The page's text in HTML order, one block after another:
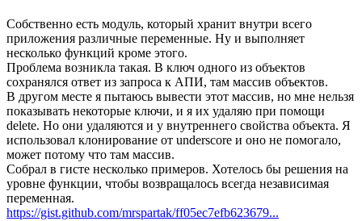
Собственно есть модуль, который хранит внутри всего
приложения различные переменные. Ну и выполняет
несколько функций кроме этого.
Проблема возникла такая. В ключ одного из объектов
сохранялся ответ из запроса к АПИ, там массив объектов.
В другом месте я пытаюсь вывести этот массив, но мне нельзя
показывать некоторые ключи, и я их удаляю при помощи
delete. Но они удаляются и у внутреннего свойства объекта. Я
использовал клонирование от underscore и оно не помогало,
может потому что там массив.
Собрал в гисте несколько примеров. Хотелось бы решения на
уровне функции, чтобы возвращалось всегда независимая
переменная.
https://gist.github.com/mrspartak/ff05ec7efb623679...